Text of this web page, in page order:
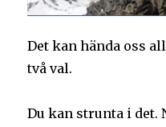
Det kan hända oss
två val.
Du kan strunta i det.